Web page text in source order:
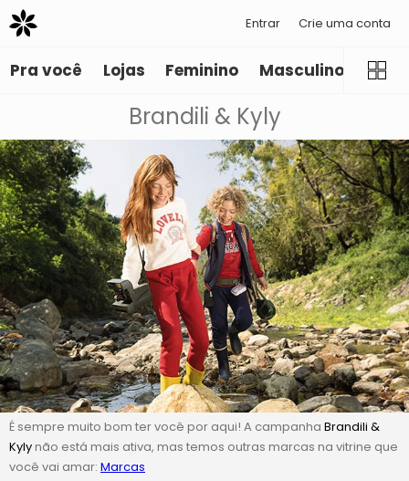
Entrar Crie uma conta
Pra você Lojas Feminino Masculino
Brandili & Kyly
É sempre muito bom ter você por aqui! A campanha Brandili &
Kylynão está mais ativa, mas temos outras marcas na vitrine que
você vai amar: Marcas